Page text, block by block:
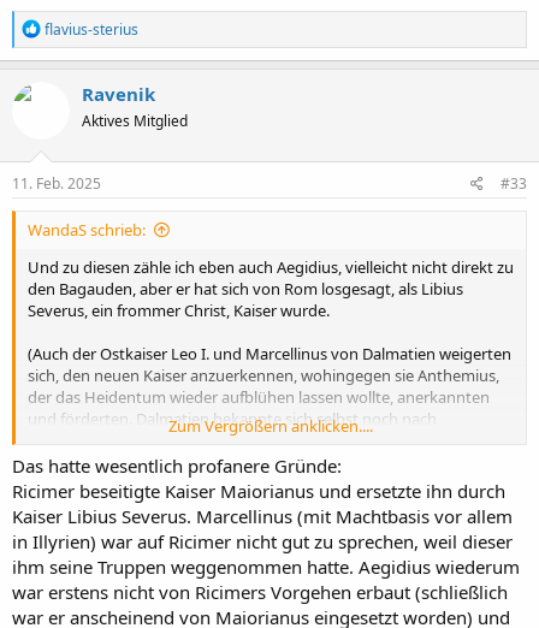
(Auch der Ostkaiser Leo I. und Marcellinus von Dalmatien weigerten
sich, den neuen Kaiser anzuerkennen, wohingegen sie Anthemius,
der das Heidentum wieder aufblühen lassen wollte, anerkannten
und förderten. Dalmatien bekannte sich selbst noch nach
Theodosius' Edikten von 380 und 391/2 offen zum Heidentum.)
R
e
a
n
e
flavius-sterius
Ravenik
Aktives Mitglied
11. Feb. 2025 #33
WandaS schrieb:
Und zu diesen zähle ich eben auch Aegidius, vielleicht nicht direkt zu
den Bagauden, aber er hat sich von Rom losgesagt, als Libius
Severus, ein frommer Christ, Kaiser wurde.
(Auch der Ostkaiser Leo I. und Marcellinus von Dalmatien weigerten
sich, den neuen Kaiser anzuerkennen, wohingegen sie Anthemius,
der das Heidentum wieder aufblühen lassen wollte, anerkannten
und förderten. Dalmatien bekannte sich selbst noch nach
Theodosius' Edikten von 380 und 391/2 offen zum Heidentum.)
Zum Vergrößern anklicken....
Das hatte wesentlich profanere Gründe:
Ricimer beseitigte Kaiser Maiorianus und ersetzte ihn durch
Kaiser Libius Severus. Marcellinus (mit Machtbasis vor allem
in Illyrien) war auf Ricimer nicht gut zu sprechen, weil dieser
ihm seine Truppen weggenommen hatte. Aegidius wiederum
war erstens nicht von Ricimers Vorgehen erbaut (schließlich
war er anscheinend von Maiorianus eingesetzt worden) und